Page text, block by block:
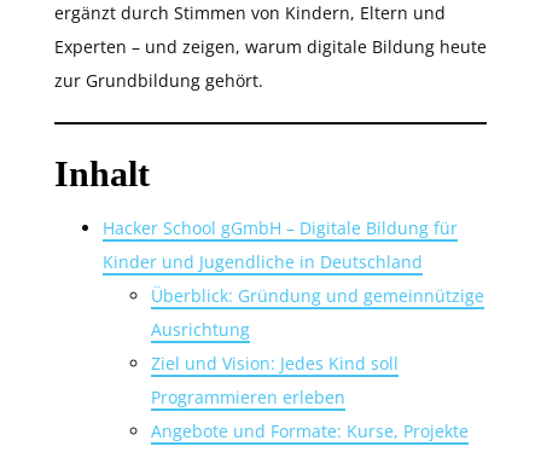
ergänzt durch Stimmen von Kindern, Eltern und
Experten – und zeigen, warum digitale Bildung heute
zur Grundbildung gehört.
Inhalt
Hacker School gGmbH – Digitale Bildung für
Kinder und Jugendliche in Deutschland
Überblick: Gründung und gemeinnützige
Ausrichtung
Ziel und Vision: Jedes Kind soll
Programmieren erleben
Angebote und Formate: Kurse, Projekte